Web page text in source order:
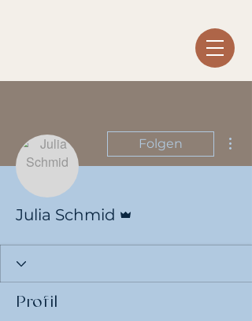
Folgen
Julia Schmid
Profil